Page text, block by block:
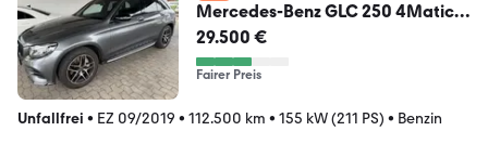
Mercedes-Benz GLC 250 4Matic
AMG-LINE PANORAMA KAMERA
AHK
29.500 €
Fairer Preis
Unfallfrei • EZ 09/2019 • 112.500 km • 155 kW (211 PS) • Benzin